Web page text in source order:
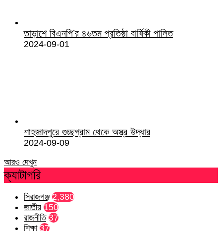
তাড়াশে বিএনপি’র ৪৬তম প্রতিষ্ঠা বার্ষিকী পালিত
2024-09-01
শাহজাদপুরে গুচ্ছগ্রাম থেকে অস্ত্র উদ্ধার
2024-09-09
আরও দেখুন
ক্যাটাগরি
সিরাজগঞ্জ 2,380
জাতীয় 150
রাজনীতি 37
শিক্ষা 37